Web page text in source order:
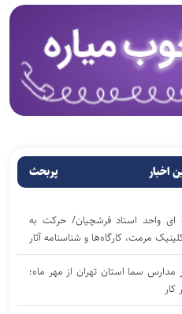
اخبار پربحث
شهریه ای واحد استاد فرشچیان/ حرکت به
مرمت، کارگاه‌ها و شناسنامه آثار
سما استان تهران از مهر ماه؛